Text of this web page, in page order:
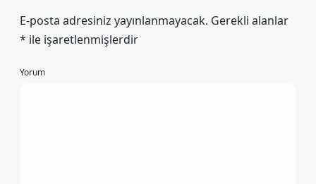
E-posta adresiniz yayınlanmayacak. Gerekli alanlar
* ile işaretlenmişlerdir
Yorum